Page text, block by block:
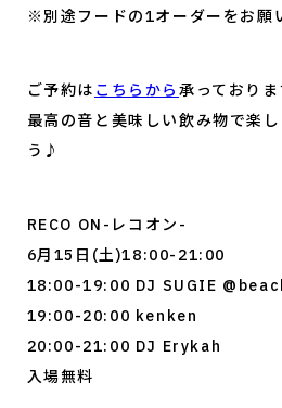
※別途フードの1オーダーをお願
ご予約は こちらから承っておりま
最高の音と美味しい飲み物で楽
う♪
RECO ON-レコオン-
6月15日(土)18:00-21:00
18:00-19:00 DJ SUGIE
19:00-20:00 kenken
20:00-21:00 DJ Erykah
入場無料